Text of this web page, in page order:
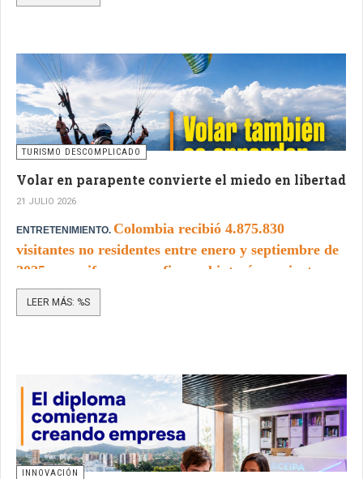
TURISMO DESCOMPLICADO
Volar en parapente convierte el miedo en libertad
21 JULIO 2026
ENTRETENIMIENTO. Colombia recibió 4.875.830
visitantes no residentes entre enero y septiembre de
2025, una cifra que confirma el interés creciente por
conocer sus paisajes y experiencias turísticas.
LEER MÁS: %S
INNOVACIÓN